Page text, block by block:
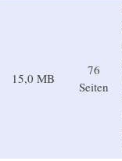
15,0 MB
76
Seiten